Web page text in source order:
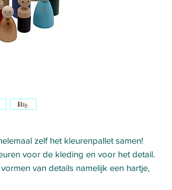
zelf het kleurenpallet samen!
voor de kleding en voor het detail.
van details namelijk een hartje,